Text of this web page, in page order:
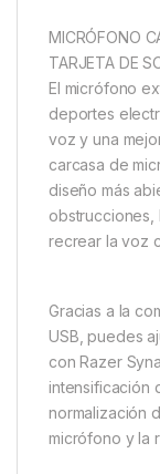
MICRÓFONO
TARJETA DE
El micrófono
deportes
voz y una
carcasa de
diseño más
obstrucciones,
recrear la voz
Gracias a la
USB, puedes
con Razer
intensificación
normalización
micrófono y la